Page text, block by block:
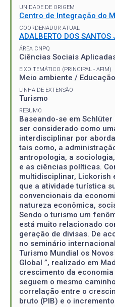
UNIDADE DE ORIGEM
Centro de Integração do
COORDENADOR ATUAL
ADALBERTO DOS SANTOS
ÁREA CNPQ
Ciências Sociais
EIXO TEMÁTICO (PRINCIPAL - AFIM)
Meio ambiente / Educação
LINHA DE EXTENSÃO
Turismo
RESUMO
Baseando-se em
ser considerado como
interdisciplinar por
tais como, a
antropologia, a
e as ciências políticas.
multidisciplinar, Lickorish
que a atividade turística
convencionais da
natureza econômica,
Sendo o turismo um
está muito relacionado
geração de divisas. De
no seminário
Turismo Mundial os
Global ”, realizado em
crescimento da
seguem o mesmo
correlação entre o
bruto (PIB) e o